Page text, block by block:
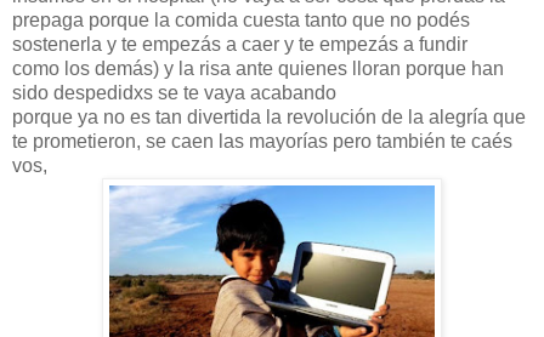
prepaga porque la comida cuesta tanto que no podés
sostenerla y te empezás a caer y te empezás a fundir
como los demás) y la risa ante quienes lloran porque han
sido despedidxs se te vaya acabando
porque ya no es tan divertida la revolución de la alegría que
te prometieron, se caen las mayorías pero también te caés
vos,